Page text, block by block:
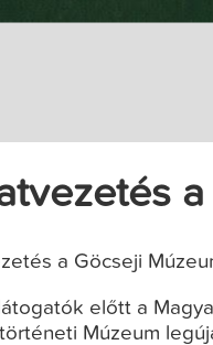
a Göcseji
előtt a
Múzeum